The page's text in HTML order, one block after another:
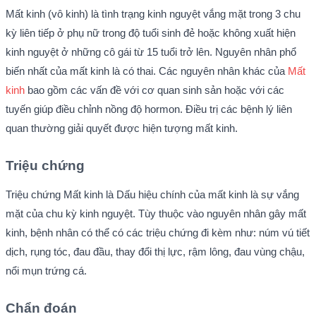
Mất kinh (vô kinh) là tình trạng kinh nguyệt vắng mặt trong 3 chu
kỳ liên tiếp ở phụ nữ trong độ tuổi sinh đẻ hoặc không xuất hiện
kinh nguyệt ở những cô gái từ 15 tuổi trở lên. Nguyên nhân phổ
biến nhất của mất kinh là có thai. Các nguyên nhân khác của Mất
kinh bao gồm các vấn đề với cơ quan sinh sản hoặc với các
tuyến giúp điều chỉnh nồng độ hormon. Điều trị các bệnh lý liên
quan thường giải quyết được hiện tượng mất kinh.
Triệu chứng
Triệu chứng Mất kinh là Dấu hiệu chính của mất kinh là sự vắng
mặt của chu kỳ kinh nguyệt. Tùy thuộc vào nguyên nhân gây mất
kinh, bệnh nhân có thể có các triệu chứng đi kèm như: núm vú tiết
dịch, rụng tóc, đau đầu, thay đổi thị lực, rậm lông, đau vùng chậu,
nổi mụn trứng cá.
Chẩn đoán